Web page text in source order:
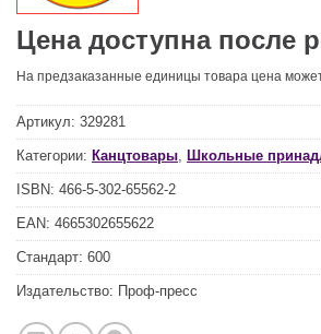
Цена доступна после
На предзаказанные единицы товара цена
Артикул: 329281
Категории: Канцтовары Школьные
ISBN: 466-5-302-65562-2
EAN: 4665302655622
Стандарт: 600
Издательство: Проф-пресс